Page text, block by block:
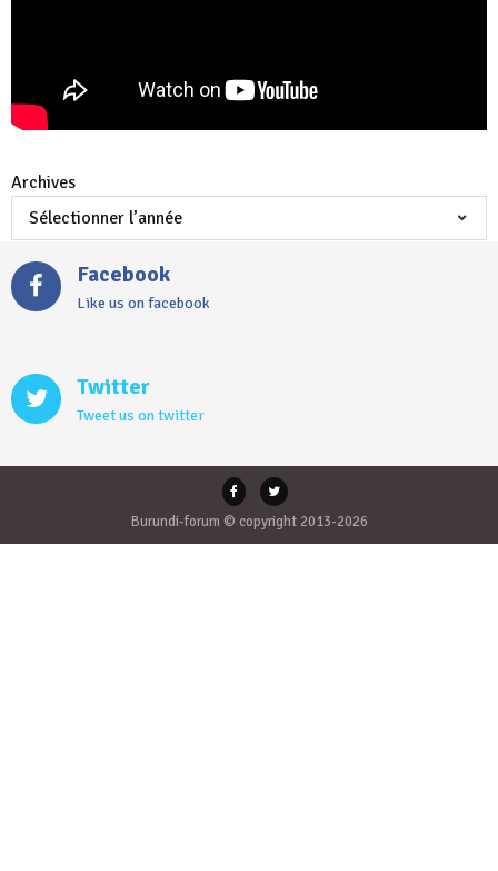
Archives
Facebook
Like us on facebook
Twitter
Tweet us on twitter
Burundi-forum © copyright 2013-2026